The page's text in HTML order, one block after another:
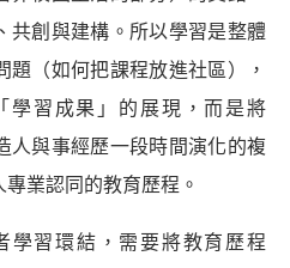
共創與建構。所以學習是整體
（如何把課程放進社區），
學習成果」的展現，而是將
人與事經歷一段時間演化的複
業認同的教育歷程。
習環結，需要將教育歷程